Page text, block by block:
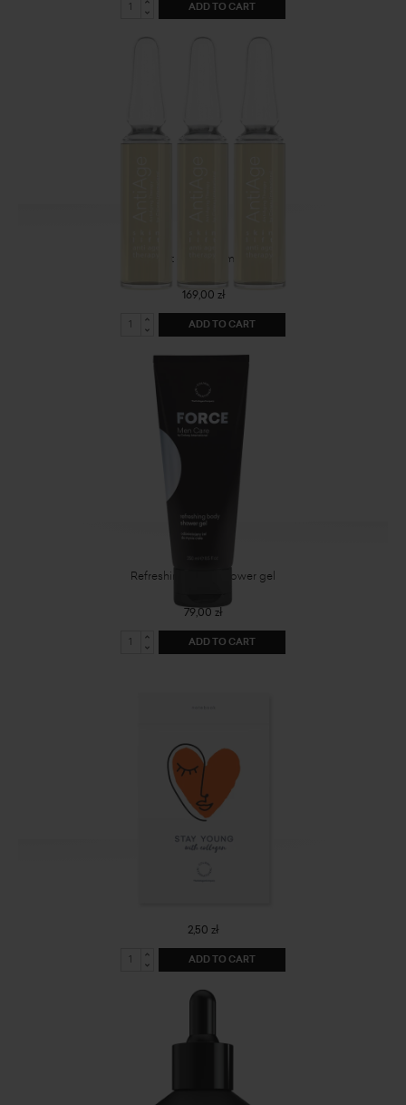
ADD TO CART
Skin lift - Lifting ampoules
169,00 zł
ADD TO CART
Refreshing body shower gel
79,00 zł
ADD TO CART
2,50 zł
ADD TO CART